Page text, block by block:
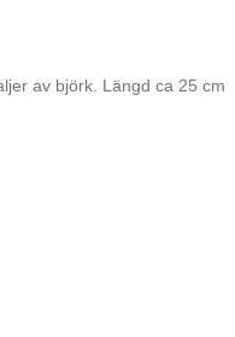
av björk. Längd ca 25 cm